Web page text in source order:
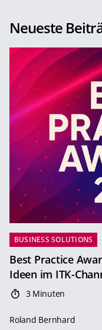
Neueste
BUSINESS SOLUTIONS
Best Practice
Ideen im ITK-
3 Minuten
Roland Bernhard